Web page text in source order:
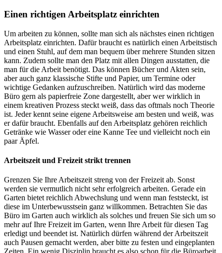
Einen richtigen Arbeitsplatz einrichten
Um arbeiten zu können, sollte man sich als nächstes einen richtigen
Arbeitsplatz einrichten. Dafür braucht es natürlich einen Arbeitstisch
und einen Stuhl, auf dem man bequem über mehrere Stunden sitzen
kann. Zudem sollte man den Platz mit allen Dingen ausstatten, die
man für die Arbeit benötigt. Das können Bücher und Akten sein,
aber auch ganz klassische Stifte und Papier, um Termine oder
wichtige Gedanken aufzuschreiben. Natürlich wird das moderne
Büro gern als papierfreie Zone dargestellt, aber wer wirklich in
einem kreativen Prozess steckt weiß, dass das oftmals noch Theorie
ist. Jeder kennt seine eigene Arbeitsweise am besten und weiß, was
er dafür braucht. Ebenfalls auf den Arbeitsplatz gehören reichlich
Getränke wie Wasser oder eine Kanne Tee und vielleicht noch ein
paar Äpfel.
Arbeitszeit und Freizeit strikt trennen
Grenzen Sie Ihre Arbeitszeit streng von der Freizeit ab. Sonst
werden sie vermutlich nicht sehr erfolgreich arbeiten. Gerade ein
Garten bietet reichlich Abwechslung und wenn man feststeckt, ist
diese im Unterbewusstsein ganz willkommen. Betrachten Sie das
Büro im Garten auch wirklich als solches und freuen Sie sich um so
mehr auf Ihre Freizeit im Garten, wenn Ihre Arbeit für diesen Tag
erledigt und beendet ist. Natürlich dürfen während der Arbeitszeit
auch Pausen gemacht werden, aber bitte zu festen und eingeplanten
Zeiten. Ein wenig Disziplin braucht es also schon für die Büroarbeit